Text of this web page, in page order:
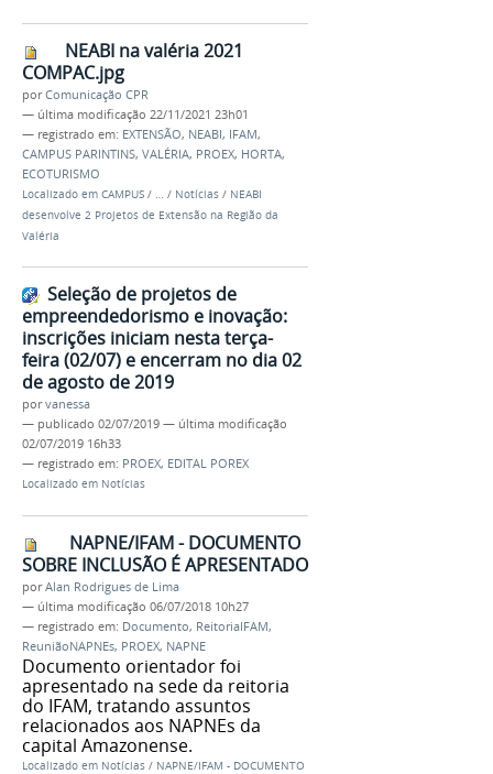
NEABI na valéria 2021
COMPAC.jpg
porComunicação CPR
— última modificação 22/11/2021 23h01
— registrado em: EXTENSÃO, NEABI, IFAM,
CAMPUS PARINTINS, VALÉRIA, PROEX, HORTA,
ECOTURISMO
Localizado em CAMPUS / / Notícias / NEABI
desenvolve 2 Projetos de Extensão na Região da
Valéria
Seleção de projetos de
empreendedorismo e inovação:
inscrições iniciam nesta terça-
feira (02/07) e encerram no dia 02
de agosto de 2019
porvanessa
— publicado 02/07/2019 — última modificação
02/07/2019 16h33
— registrado em: PROEX, EDITAL POREX
Localizado em Notícias
NAPNE/IFAM - DOCUMENTO
SOBRE INCLUSÃO É APRESENTADO
porAlan Rodrigues de Lima
— última modificação 06/07/2018 10h27
— registrado em: Documento, ReitoriaIFAM,
ReuniãoNAPNEs, PROEX, NAPNE
Documento orientador foi
apresentado na sede da reitoria
do IFAM, tratando assuntos
relacionados aos NAPNEs da
capital Amazonense.
Localizado em Notícias / NAPNE/IFAM - DOCUMENTO